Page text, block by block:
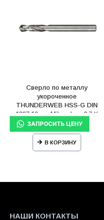
Сверло по металлу
укороченное
THUNDERWEB HSS-G DIN
1897 10 шт Milwaukee 3.7 X
52 мм
В КОРЗИНУ
НАШИ КОНТАКТЫ